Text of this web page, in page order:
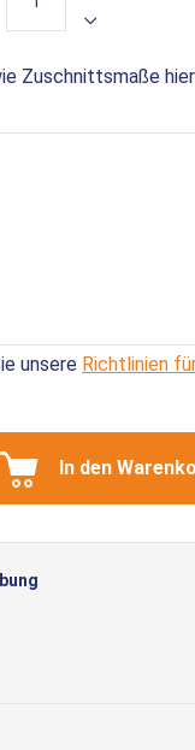
Zuschnittsmaße
unsere Richtlinien
In den